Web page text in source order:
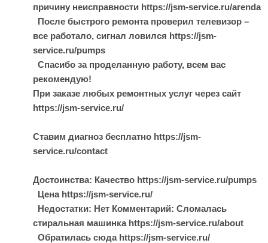
причину неисправности https://jsm-service.ru/arenda
После быстрого ремонта проверил телевизор –
все работало, сигнал ловился https://jsm-
service.ru/pumps
Спасибо за проделанную работу, всем вас
рекомендую!
При заказе любых ремонтных услуг через сайт
https://jsm-service.ru/
Ставим диагноз бесплатно https://jsm-
service.ru/contact
Достоинства: Качество https://jsm-service.ru/pumps
Цена https://jsm-service.ru/
Недостатки: Нет Комментарий: Сломалась
стиральная машинка https://jsm-service.ru/about
Обратилась сюда https://jsm-service.ru/